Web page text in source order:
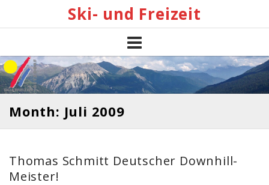
Ski- und Freizeit
Month: Juli 2009
Thomas Schmitt Deutscher Downhill-
Meister!